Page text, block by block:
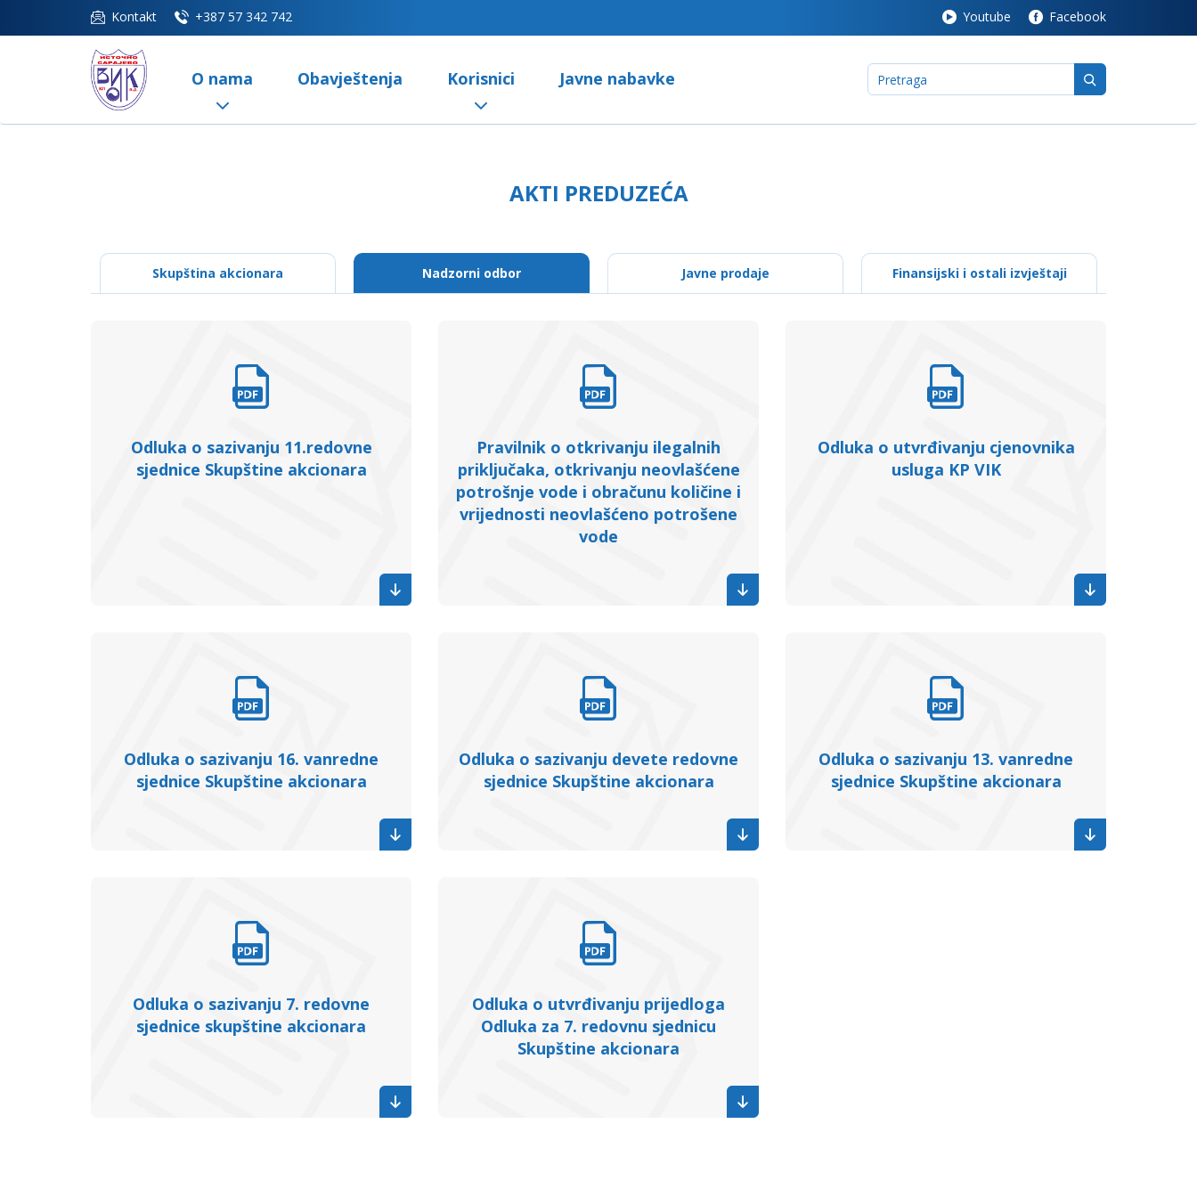
Kontakt +387 57 342 742 Youtube Facebook
O nama Obavještenja Korisnici Javne nabavke
AKTI PREDUZEĆA
Skupština akcionara Nadzorni odbor Javne prodaje Finansijski i ostali izvještaji
Odluka o sazivanju 11.redovne
sjednice Skupštine akcionara
Pravilnik o otkrivanju ilegalnih
priključaka, otkrivanju neovlašćene
potrošnje vode i obračunu količine i
vrijednosti neovlašćeno potrošene
vode
Odluka o utvrđivanju cjenovnika
usluga KP VIK
Odluka o sazivanju 16. vanredne
sjednice Skupštine akcionara
Odluka o sazivanju devete redovne
sjednice Skupštine akcionara
Odluka o sazivanju 13. vanredne
sjednice Skupštine akcionara
Odluka o sazivanju 7. redovne
sjednice skupštine akcionara
Odluka o utvrđivanju prijedloga
Odluka za 7. redovnu sjednicu
Skupštine akcionara